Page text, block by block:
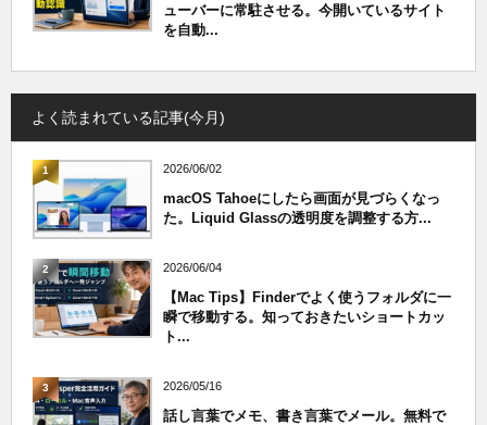
ューバーに常駐させる。今開いているサイト
を自動...
よく読まれている記事(今月)
1 2026/06/02
macOS Tahoeにしたら画面が見づらくなっ
た。Liquid Glassの透明度を調整する方...
2 2026/06/04
【Mac Tips】Finderでよく使うフォルダに一
瞬で移動する。知っておきたいショートカッ
ト...
3 2026/05/16
話し言葉でメモ、書き言葉でメール。無料で